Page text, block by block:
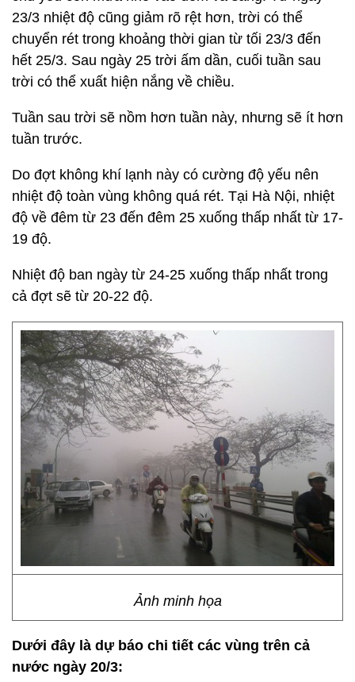
23/3 nhiệt độ cũng giảm rõ rệt hơn, trời có thể
chuyển rét trong khoảng thời gian từ tối 23/3 đến
hết 25/3. Sau ngày 25 trời ấm dần, cuối tuần sau
trời có thể xuất hiện nắng về chiều.
Tuần sau trời sẽ nồm hơn tuần này, nhưng sẽ ít hơn
tuần trước.
Do đợt không khí lạnh này có cường độ yếu nên
nhiệt độ toàn vùng không quá rét. Tại Hà Nội, nhiệt
độ về đêm từ 23 đến đêm 25 xuống thấp nhất từ 17-
19 độ.
Nhiệt độ ban ngày từ 24-25 xuống thấp nhất trong
cả đợt sẽ từ 20-22 độ.
Ảnh minh họa
Dưới đây là dự báo chi tiết các vùng trên cả
nước ngày 20/3: